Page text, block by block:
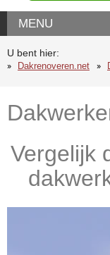
MENU
U bent hier:
Dakrenoveren.net
Vergelijk